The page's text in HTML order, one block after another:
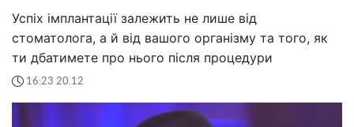
Успіх імплантації залежить не лише від
стоматолога, а й від вашого організму та того, як
ти дбатимете про нього після процедури
16:23 20.12